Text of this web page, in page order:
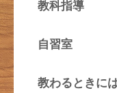
教科指導
自習室
教わるときに